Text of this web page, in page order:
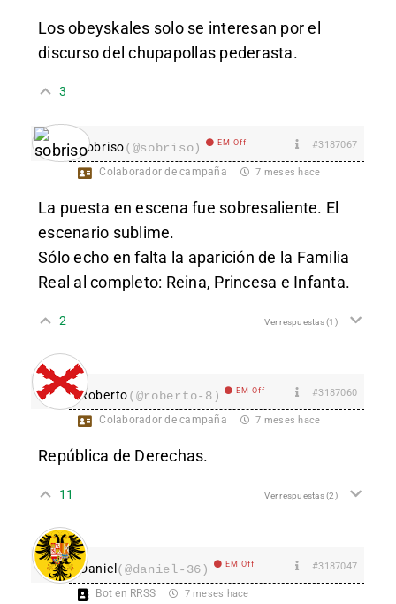
Los obeyskales solo se interesan por el
discurso del chupapollas pederasta.
3
sobriso(@sobriso) EM Off #3187067
Colaborador de campaña 7 meses hace
La puesta en escena fue sobresaliente. El
escenario sublime.
Sólo echo en falta la aparición de la Familia
Real al completo: Reina, Princesa e Infanta.
2 Ver respuestas(1)
Roberto(@roberto-8) EM Off #3187060
Colaborador de campaña 7 meses hace
República de Derechas.
11 Ver respuestas(2)
Daniel(@daniel-36) EM Off #3187047
Bot en RRSS 7 meses hace